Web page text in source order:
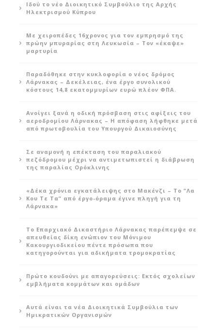
Ιδού το νέο Διοικητικό Συμβούλιο της Αρχής
Ηλεκτρισμού Κύπρου
Με χειροπέδες 16χρονος για τον εμπρησμό της
πρώην μπυραρίας στη Λευκωσία – Τον «έκαψε»
μαρτυρία
Παραδόθηκε στην κυκλοφορία ο νέος δρόμος
Λάρνακας – Δεκέλειας, ένα έργο συνολικού
κόστους 14,8 εκατομμυρίων ευρώ πλέον ΦΠΑ.
Ανοίγει ξανά η οδική πρόσβαση στις αφίξεις του
αεροδρομίου Λάρνακας – Η απόφαση λήφθηκε μετά
από πρωτοβουλία του Υπουργού Δικαιοσύνης
Σε αναμονή η επέκταση του παραλιακού
πεζόδρομου μέχρι να αντιμετωπιστεί η διάβρωση
της παραλίας Ορόκλινης
«Δέκα χρόνια εγκατάλειψης στο Μακένζι – Το “Λα
Κου Τε Τα” από έργο-όραμα έγινε πληγή για τη
Λάρνακα»
Το Επαρχιακό Δικαστήριο Λάρνακας παρέπεμψε σε
απευθείας δίκη ενώπιον του Μόνιμου
Κακουργιοδικείου πέντε πρόσωπα που
κατηγορούνται για αδικήματα τρομοκρατίας
Πρώτο κουδούνι με απαγορεύσεις: Εκτός σχολείων
εμβλήματα κομμάτων και ομάδων
Αυτά είναι τα νέα Διοικητικά Συμβούλια των
Ημικρατικών Οργανισμών